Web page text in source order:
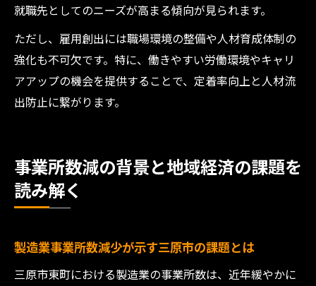
就職先としてのニーズが高まる傾向が見られます。
ただし、雇用創出には職場環境の整備や人材育成体制の
強化も不可欠です。特に、働きやすい労働環境やキャリ
アアップの機会を提供することで、定着率向上と人材流
出防止に繋がります。
事業所数減の背景と地域経済の課題を
読み解く
製造業事業所数減少が示す三原市の課題とは
三原市東町における製造業の事業所数は、近年緩やかに